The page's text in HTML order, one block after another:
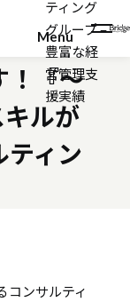
ティング
グループ –
豊富な経
営管理支
援実績
Menu
月30
！『～
ルが
ィン
コンサルティ